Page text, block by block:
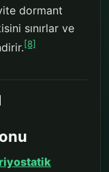
dormant
sınırlar ve
[8]